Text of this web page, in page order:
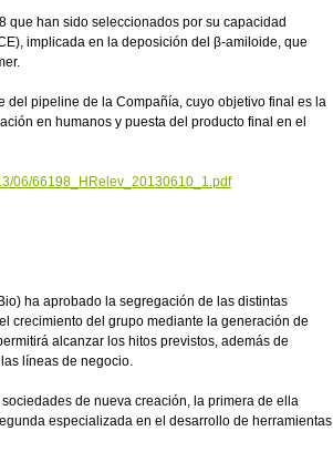
que han sido seleccionados por su capacidad
implicada en la deposición del β-amiloide, que
del pipeline de la Compañía, cuyo objetivo final es la
en humanos y puesta del producto final en el
06/66198_HRelev_20130610_1.pdf
ha aprobado la segregación de las distintas
crecimiento del grupo mediante la generación de
alcanzar los hitos previstos, además de
líneas de negocio.
de nueva creación, la primera de ella
especializada en el desarrollo de herramientas